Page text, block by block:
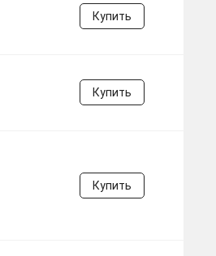
Купить
Купить
Купить